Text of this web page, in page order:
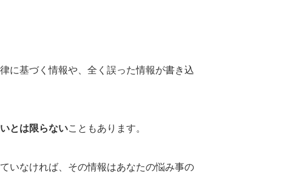
に基づく情報や、全く誤った情報が書き込
とは限らないこともあります。
いなければ、その情報はあなたの悩み事の